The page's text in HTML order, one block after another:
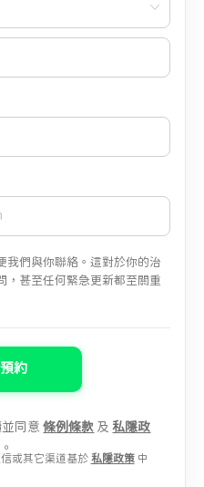
我們與你聯絡。這對於你的治
，甚至任何緊急更新都至關重
約
並同意條例條款 及私隱政
。
或其它渠道基於 私隱政策中